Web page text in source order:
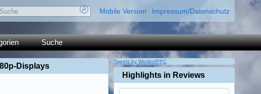
Mobile Version Impressum/Datenschutz
Suche
Displays
Tweets by WorldofPPC
Highlights in Reviews